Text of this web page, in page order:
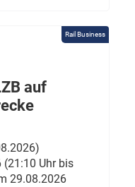
Rail Business
auf
Uhr bis
29.08.2026